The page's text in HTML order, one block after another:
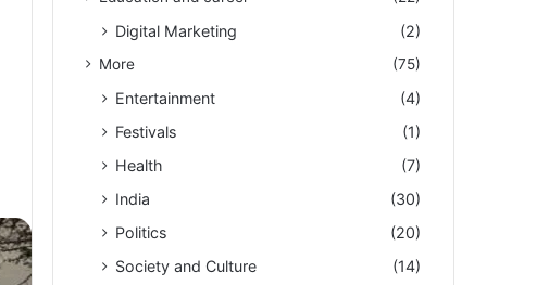
Digital Marketing (2)
More (75)
Entertainment
(4)
Festivals
(1)
Health
(7)
India
(30)
Politics
(20)
Society and Culture
(14)